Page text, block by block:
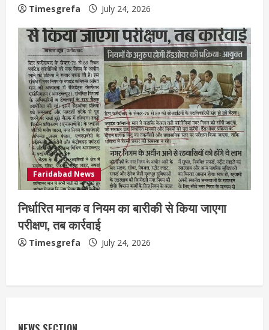
Timesgrefa July 24, 2026
Faridabad News
निर्धारित मानक व नियम का बारीकी से किया जाएगा
परीक्षण, तब कार्रवाई
Timesgrefa July 24, 2026